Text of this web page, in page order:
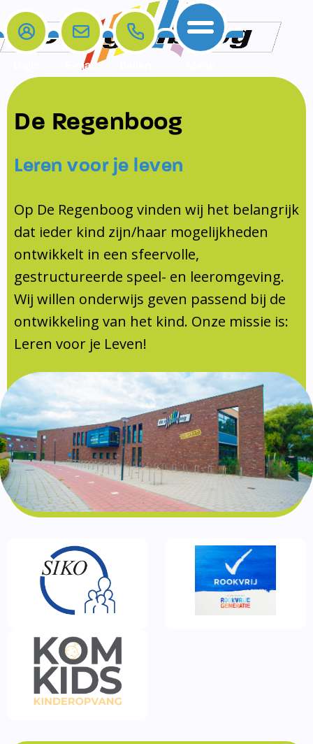
Home
De school
Opleiding en Stage
KomKids
Schoolvakanties
Ouderraad
Medezeggenschapsraad
Documentatie
Formulieren
SIKO
Ouders
Ouders
Contact
Contact
Contact
Samenwerkingen
Samenwerkingen
Schoollogopedist
E-mail
De Regenboog
Leren voor je leven
Op De Regenboog vinden wij het belangrijk
dat ieder kind zijn/haar mogelijkheden
ontwikkelt in een sfeervolle,
gestructureerde speel- en leeromgeving.
Wij willen onderwijs geven passend bij de
ontwikkeling van het kind. Onze missie is:
Leren voor je Leven!